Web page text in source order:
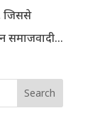
जिससे
समाजवादी...
Search